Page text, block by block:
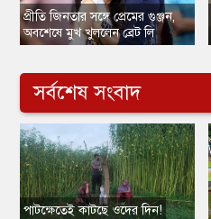
​প্রীতি জিনতার সঙ্গে প্রেমের গুঞ্জন,
অবশেষে মুখ খুললেন ব্রেট লি
সর্বশেষ সংবাদ
পাটক্ষেতেই কাটছে ওদের দিন!